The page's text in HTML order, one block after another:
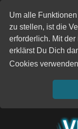
Um alle
zu stellen, ist die
erforderlich. Mit
erklärst Du Dich
Cookies